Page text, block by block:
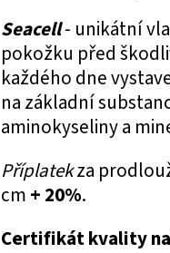
Seacell- unikátní
pokožku před
každého dne
na základní
aminokyseliny a
Příplatekza
cm + 20%.
Certifikát kvality